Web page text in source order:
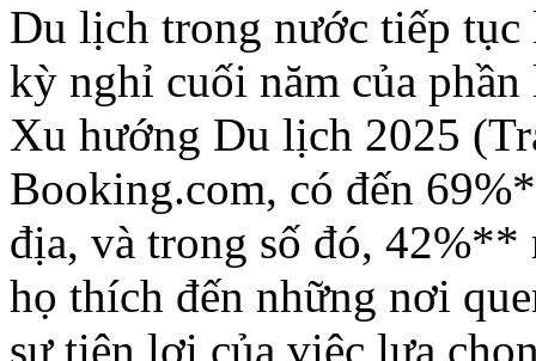
Du lịch trong nước tiếp tục
kỳ nghỉ cuối năm của
Xu hướng Du lịch 2025
Booking.com, có đến
địa, và trong số đó, 42%**
họ thích đến những nơi
sự tiện lợi của việc lựa